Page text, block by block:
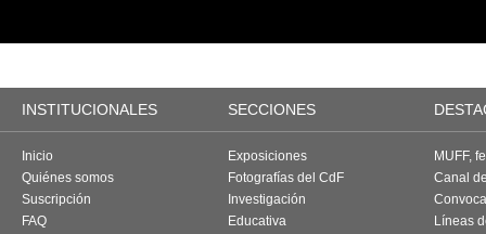
INSTITUCIONALES SECCIONES
Inicio
Quiénes somos
Suscripción
FAQ
Exposiciones
Fotografías del CdF
Investigación
Educativa
MUFF,
Canal
Líneas